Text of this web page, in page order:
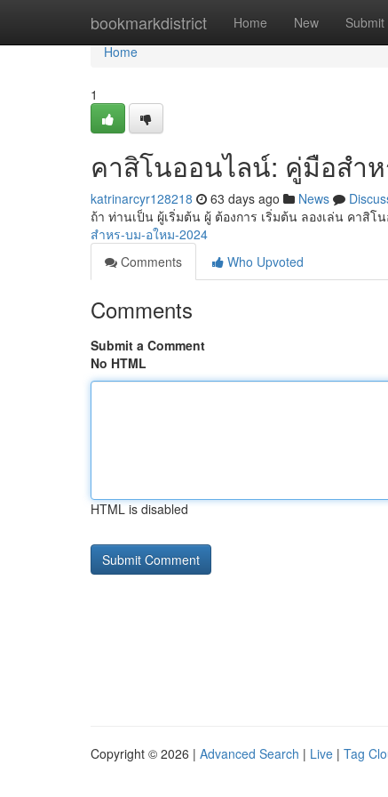
bookmarkdistrict Home New Submit
Home
Home
1
คาสิโนออนไลน์: คู่มือสำ
katrinarcyr128218 63 days ago News
ถ้า ท่านเป็น ผู้เริ่มต้น ผู้ ต้องการ เริ่มต้น ลองเล่น คาสิโ
สำหร-บม-อใหม-2024
Comments
Who Upvoted
Comments
Submit a Comment
No HTML
HTML is disabled
Copyright © 2026 | Advanced Search | Live | Tag